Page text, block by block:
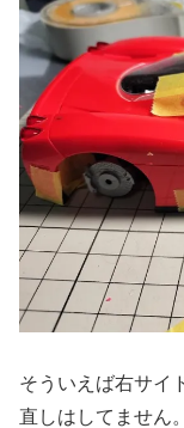
そういえば右サイ
直しはしてません。